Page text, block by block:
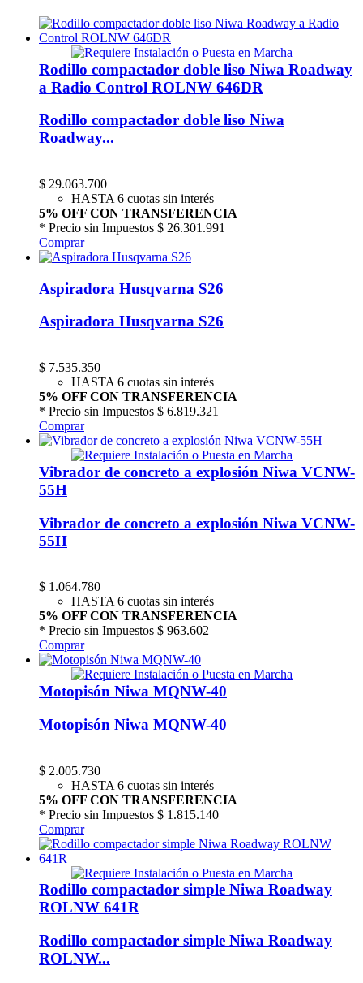
Rodillo compactador doble liso Niwa Roadway
a Radio Control ROLNW 646DR
Rodillo compactador doble liso Niwa
Roadway...
$ 29.063.700
HASTA 6 cuotas sin interés
5% OFF CON TRANSFERENCIA
* Precio sin Impuestos $ 26.301.991
Comprar
Aspiradora Husqvarna S26
Aspiradora Husqvarna S26
$ 7.535.350
HASTA 6 cuotas sin interés
5% OFF CON TRANSFERENCIA
* Precio sin Impuestos $ 6.819.321
Comprar
Vibrador de concreto a explosión Niwa VCNW-
55H
Vibrador de concreto a explosión Niwa VCNW-
55H
$ 1.064.780
HASTA 6 cuotas sin interés
5% OFF CON TRANSFERENCIA
* Precio sin Impuestos $ 963.602
Comprar
Motopisón Niwa MQNW-40
Motopisón Niwa MQNW-40
$ 2.005.730
HASTA 6 cuotas sin interés
5% OFF CON TRANSFERENCIA
* Precio sin Impuestos $ 1.815.140
Comprar
Rodillo compactador simple Niwa Roadway
ROLNW 641R
Rodillo compactador simple Niwa Roadway
ROLNW...